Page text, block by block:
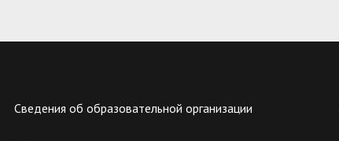
Сведения об образовательной организации